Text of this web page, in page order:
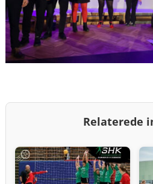
Relaterede